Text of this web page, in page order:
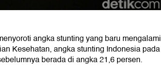
angka stunting yang baru mengalami
Kesehatan, angka stunting Indonesia pada
berada di angka 21,6 persen.